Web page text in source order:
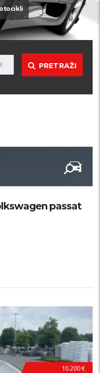
PRETRAŽI
passat
10.200 €